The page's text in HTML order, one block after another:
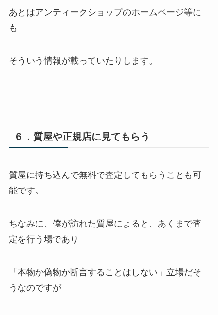
あとはアンティークショップのホームページ等に
も
そういう情報が載っていたりします。
６．質屋や正規店に見てもらう
質屋に持ち込んで無料で査定してもらうことも可
能です。
ちなみに、僕が訪れた質屋によると、あくまで査
定を行う場であり
「本物か偽物か断言することはしない」立場だそ
うなのですが